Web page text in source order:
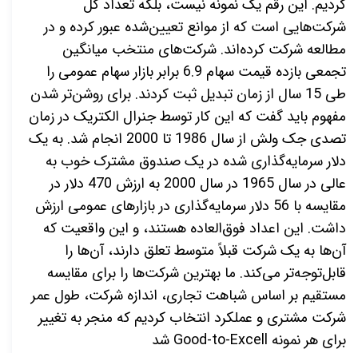
کردیم. این رقم یک نمونه نیست، بلکه تعداد کل
شرکت‌هایی است که از موانع تعیین‌شده عبور کرده و در
مطالعه شرکت کرده‌اند. شرکت‌های منتخب میانگین
تجمعی بازده قیمت سهام 6.9 برابر بازار سهام عمومی را
طی 15 سال از زمان تبدیل ثبت کردند. برای روشن‌تر شدن
مفهوم باید گفت که این کار توسط جنرال الکتریک در زمان
تصدی جک ولش از سال 1986 تا 2000 انجام شد. به یک
دلار سرمایه‌گذاری شده در یک صندوق مشترک خوب به
عالی در سال 1965 در سال 2000 به ارزش 470 دلار در
مقایسه با 56 دلار سرمایه‌گذاری در بازارهای عمومی ارزش
داشت. این اعداد فوق‌العاده هستند، و این واقعیت که
آن‌ها به یک شرکت قبلاً متوسط ​​تعلق دارند، آن‌ها را
قابل‌توجه‌تر می‌کند. ما بهترین شرکت‌ها را برای مقایسه
مستقیم بر اساس شباهت تجاری، اندازه شرکت، طول عمر
شرکت مشتری و عملکرد انتخاب کردیم که منجر به تغییر
برای هر نمونه Good-to-Excell شد